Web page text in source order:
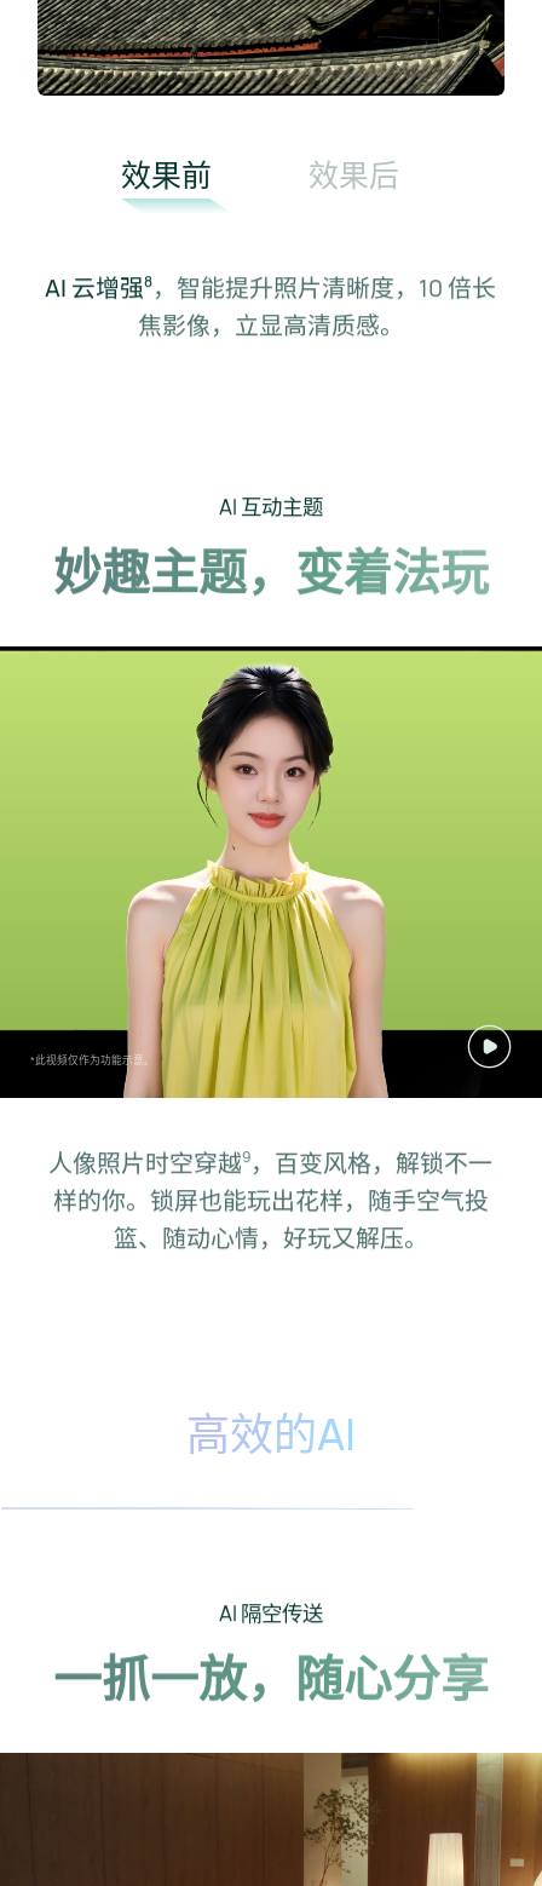
效果前 效果后
AI 云增强⁠8，智能提升照片清晰度，10 倍长
焦影像，立显高清质⁠感。
AI 互动主题
妙趣主题，变着法玩
*此视频仅作为功能示意。
人像照片时空穿越⁠9，百变风格，解锁不一
样的你。 锁屏也能玩出花样，随手空气投
篮、随动心情，好玩又解⁠压。
高效的AI
AI 隔空传送
一抓一放，随心分享